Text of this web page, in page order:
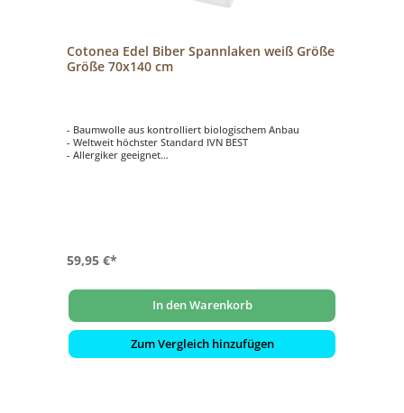
Cotonea Edel Biber Spannlaken weiß Größe
Größe 70x140 cm
- Baumwolle aus kontrolliert biologischem Anbau
- Weltweit höchster Standard IVN BEST
- Allergiker geeignet
59,95 €*
In den Warenkorb
Zum Vergleich hinzufügen